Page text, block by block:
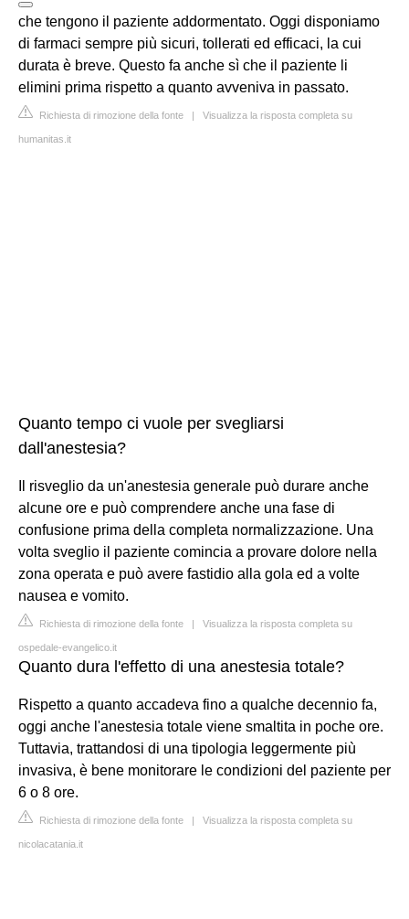
che tengono il paziente addormentato. Oggi disponiamo
di farmaci sempre più sicuri, tollerati ed efficaci, la cui
durata è breve. Questo fa anche sì che il paziente li
elimini prima rispetto a quanto avveniva in passato.
Richiesta di rimozione della fonte | Visualizza la risposta completa su
humanitas.it
Quanto tempo ci vuole per svegliarsi
dall'anestesia?
Il risveglio da un'anestesia generale può durare anche
alcune ore e può comprendere anche una fase di
confusione prima della completa normalizzazione. Una
volta sveglio il paziente comincia a provare dolore nella
zona operata e può avere fastidio alla gola ed a volte
nausea e vomito.
Richiesta di rimozione della fonte | Visualizza la risposta completa su
ospedale-evangelico.it
Quanto dura l'effetto di una anestesia totale?
Rispetto a quanto accadeva fino a qualche decennio fa,
oggi anche l'anestesia totale viene smaltita in poche ore.
Tuttavia, trattandosi di una tipologia leggermente più
invasiva, è bene monitorare le condizioni del paziente per
6 o 8 ore.
Richiesta di rimozione della fonte | Visualizza la risposta completa su
nicolacatania.it